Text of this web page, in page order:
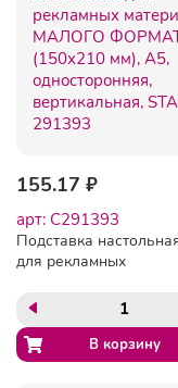
155.17 ₽
арт: C291393
Подставка
для рекламных
ФОРМАТА (150х210
А5, односторонняя,
вертикальная, STAFF,
291393